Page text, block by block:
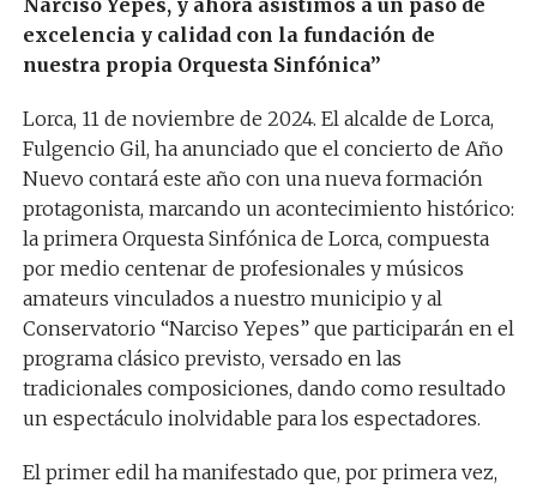
Narciso Yepes, y ahora asistimos a un paso de
excelencia y calidad con la fundación de
nuestra propia Orquesta Sinfónica”
Lorca, 11 de noviembre de 2024. El alcalde de Lorca,
Fulgencio Gil, ha anunciado que el concierto de Año
Nuevo contará este año con una nueva formación
protagonista, marcando un acontecimiento histórico:
la primera Orquesta Sinfónica de Lorca, compuesta
por medio centenar de profesionales y músicos
amateurs vinculados a nuestro municipio y al
Conservatorio “Narciso Yepes” que participarán en el
programa clásico previsto, versado en las
tradicionales composiciones, dando como resultado
un espectáculo inolvidable para los espectadores.
El primer edil ha manifestado que, por primera vez,